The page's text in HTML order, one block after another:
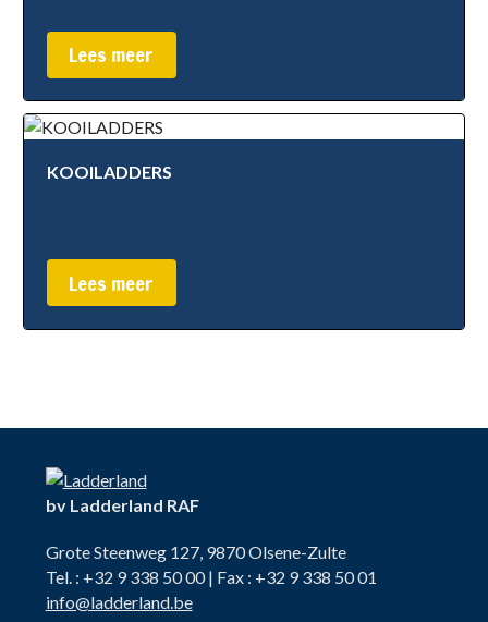
Lees meer
KOOILADDERS
Lees meer
bv Ladderland RAF
Grote Steenweg 127, 9870 Olsene-Zulte
Tel. : +32 9 338 50 00 | Fax : +32 9 338 50 01
info@ladderland.be